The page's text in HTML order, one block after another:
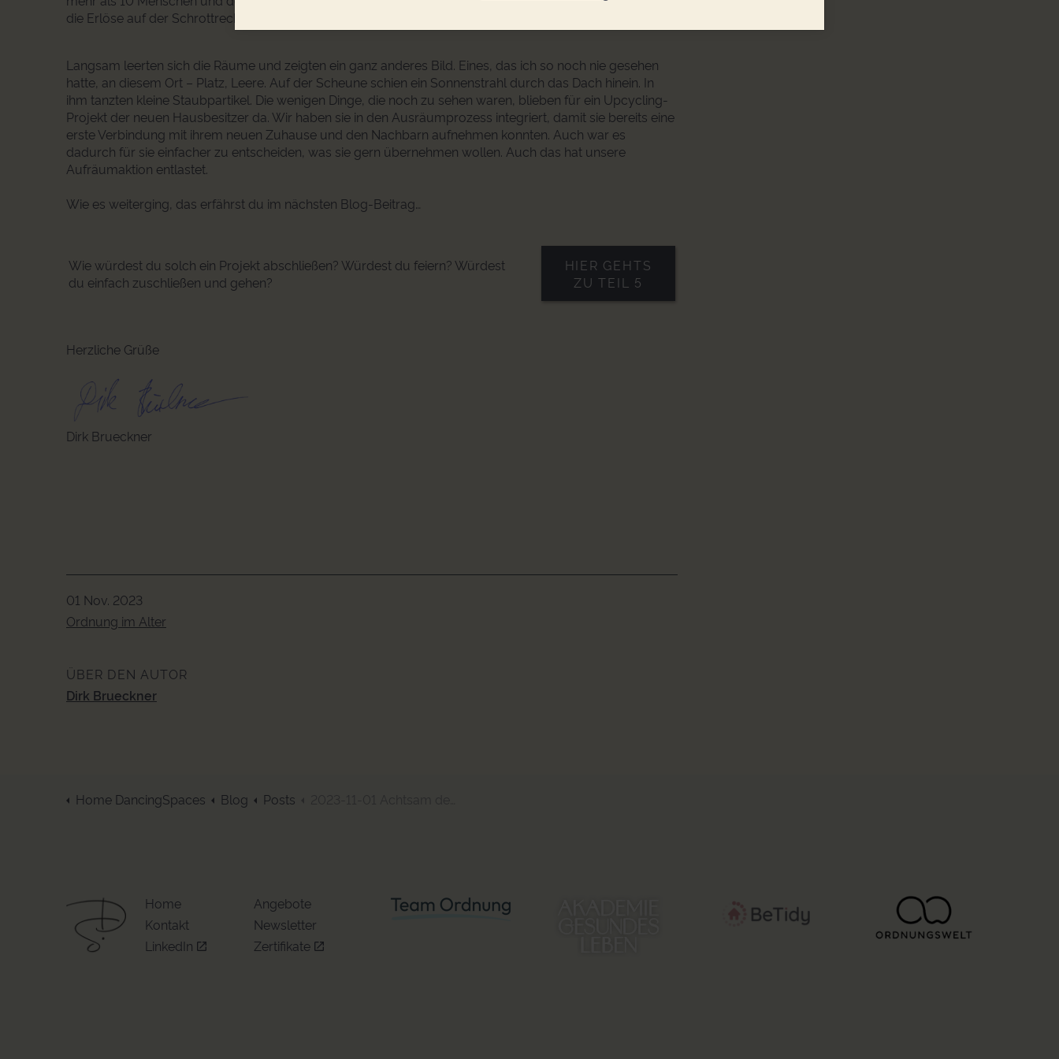
die Erlöse auf der Schrottrechnung und den leeren Hof sahen.
Langsam leerten sich die Räume und zeigten ein ganz anderes Bild. Eines, das ich so noch nie gesehen
hatte, an diesem Ort – Platz, Leere. Auf der Scheune schien ein Sonnenstrahl durch das Dach hinein. In
ihm tanzten kleine Staubpartikel. Die wenigen Dinge, die noch zu sehen waren, blieben für ein Upcycling-
Projekt der neuen Hausbesitzer da. Wir haben sie in den Ausräumprozess integriert, damit sie bereits eine
erste Verbindung mit ihrem neuen Zuhause und den Nachbarn aufnehmen konnten. Auch war es
dadurch für sie einfacher zu entscheiden, was sie gern übernehmen wollen. Auch das hat unsere
Aufräumaktion entlastet.
Wie es weiterging, das erfährst du im nächsten Blog-Beitrag…
Wie würdest du solch ein Projekt abschließen? Würdest du feiern? Würdest
du einfach zuschließen und gehen?
HIER GEHTS
ZU TEIL 5
Herzliche Grüße
Dirk Brueckner
01 Nov. 2023
Ordnung im Alter
ÜBER DEN AUTOR
Dirk Brueckner
Home DancingSpaces Blog Posts
Home
Angebote
Kontakt
Newsletter
LinkedIn
Zertifikate